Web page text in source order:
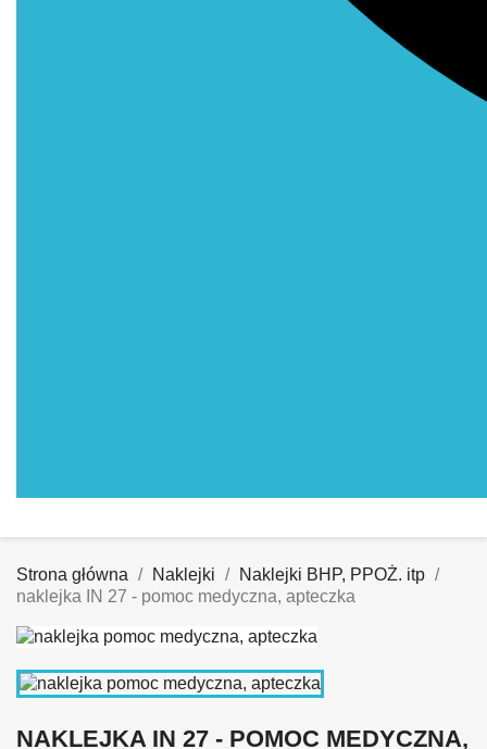
Strona główna Naklejki
Naklejki BHP, PPOŻ. itp
naklejka IN 27 - pomoc medyczna, apteczka
NAKLEJKA IN 27 - POMOC MEDYCZNA,